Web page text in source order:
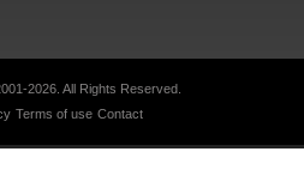
2026. All Rights Reserved.
Terms of use Contact